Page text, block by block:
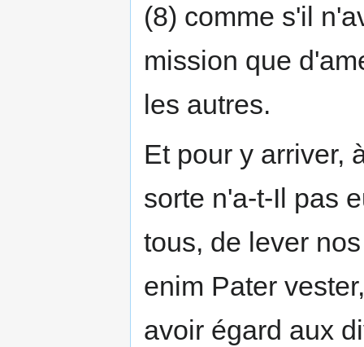
(8) comme s'il
mission que
les autres.
Et pour y arriver,
sorte n'a-t-Il pas
tous, de lever
enim Pater
avoir égard aux